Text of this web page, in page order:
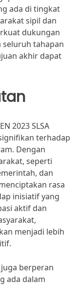
ada di tingkat
sipil dan
dukungan
seluruh tahapan
akhir dapat
2023 SLSA
terhadap
Dengan
seperti
dan
rasa
inisiatif yang
aktif dan
menjadi lebih
berperan
ada dalam